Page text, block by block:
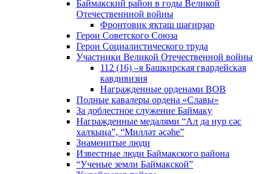
Баймакский район в годы Великой
Отечественнной войны
Фронтовик яҡташ шағирҙар
Герои Советского Союза
Герои Социалистического труда
Участники Великой Отечественной войны
112 (16) –я Башкирская гвардейская
кавдивизия
Награжденные орденами ВОВ
Полные кавалеры ордена «Славы»
За доблестное служение Баймаку
Награжденные медалями “Ал да нур сәс
халҡыңа”, “Милләт әсәһе”
Знаменитые люди
Известные люди Баймакского района
“Ученые земли Баймакской”